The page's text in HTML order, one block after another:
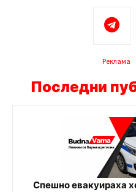
Реклама
Последни
Спешно евакуираха